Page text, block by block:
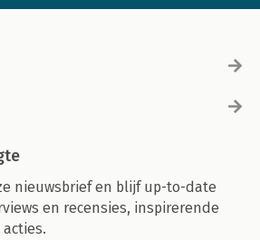
nieuwsbrief en blijf up-to-date
en recensies, inspirerende